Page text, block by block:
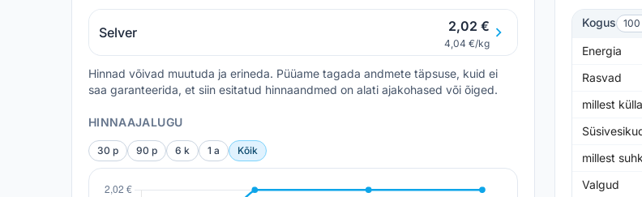
Selver 2,02 €
4,04 €/kg
Hinnad võivad muutuda ja erineda. Püüame tagada andmete täpsuse, kuid ei
saa garanteerida, et siin esitatud hinnaandmed on alati ajakohased või õiged.
HINNAAJALUGU
30 p 90 p 6 k 1 a Kõik
Kogus 100
Energia
Rasvad
millest
millest
Valgud